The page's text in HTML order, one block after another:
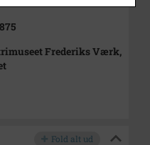
Frederiks Værk,
Fold alt ud